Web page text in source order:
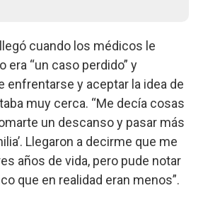
cuando los médicos le
era “un caso perdido” y
enfrentarse y aceptar la idea de
muy cerca. “Me decía cosas
un descanso y pasar más
Llegaron a decirme que me
años de vida, pero pude notar
que en realidad eran menos”.